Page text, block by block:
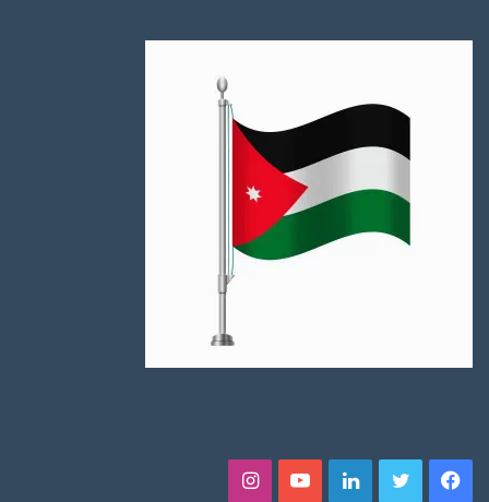
فيسبوكتويتر لينكدإنيوتيوبانستقرام